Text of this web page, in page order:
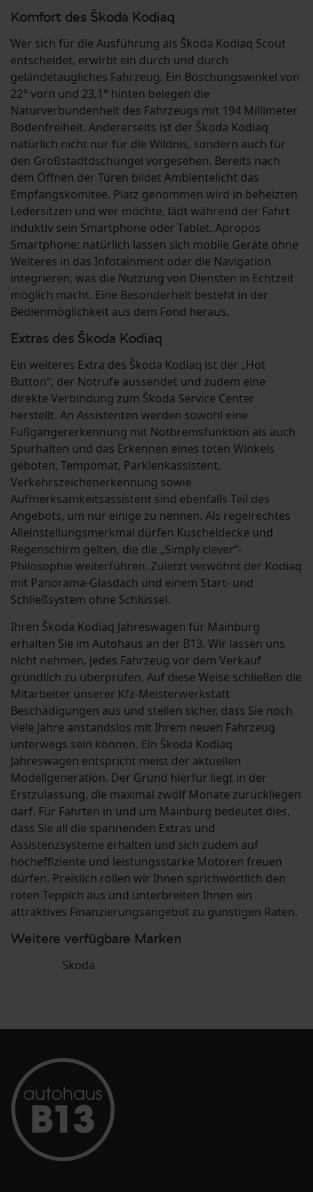
Komfort des Škoda Kodiaq
Wer sich für die Ausführung als Škoda Kodiaq Scout
entscheidet, erwirbt ein durch und durch
geländetaugliches Fahrzeug. Ein Böschungswinkel von
22° vorn und 23,1° hinten belegen die
Naturverbundenheit des Fahrzeugs mit 194 Millimeter
Bodenfreiheit. Andererseits ist der Škoda Kodiaq
natürlich nicht nur für die Wildnis, sondern auch für
den Großstadtdschungel vorgesehen. Bereits nach
dem Öffnen der Türen bildet Ambientelicht das
Empfangskomitee. Platz genommen wird in beheizten
Ledersitzen und wer möchte, lädt während der Fahrt
induktiv sein Smartphone oder Tablet. Apropos
Smartphone: natürlich lassen sich mobile Geräte ohne
Weiteres in das Infotainment oder die Navigation
integrieren, was die Nutzung von Diensten in Echtzeit
möglich macht. Eine Besonderheit besteht in der
Bedienmöglichkeit aus dem Fond heraus.
Extras des Škoda Kodiaq
Ein weiteres Extra des Škoda Kodiaq ist der „Hot
Button“, der Notrufe aussendet und zudem eine
direkte Verbindung zum Škoda Service Center
herstellt. An Assistenten werden sowohl eine
Fußgängererkennung mit Notbremsfunktion als auch
Spurhalten und das Erkennen eines toten Winkels
geboten. Tempomat, Parklenkassistent,
Verkehrszeichenerkennung sowie
Aufmerksamkeitsassistent sind ebenfalls Teil des
Angebots, um nur einige zu nennen. Als regelrechtes
Alleinstellungsmerkmal dürfen Kuscheldecke und
Regenschirm gelten, die die „Simply clever“-
Philosophie weiterführen. Zuletzt verwöhnt der Kodiaq
mit Panorama-Glasdach und einem Start- und
Schließsystem ohne Schlüssel.
Ihren Škoda Kodiaq Jahreswagen für Mainburg
erhalten Sie im Autohaus an der B13. Wir lassen uns
nicht nehmen, jedes Fahrzeug vor dem Verkauf
gründlich zu überprüfen. Auf diese Weise schließen die
Mitarbeiter unserer Kfz-Meisterwerkstatt
Beschädigungen aus und stellen sicher, dass Sie noch
viele Jahre anstandslos mit Ihrem neuen Fahrzeug
unterwegs sein können. Ein Škoda Kodiaq
Jahreswagen entspricht meist der aktuellen
Modellgeneration. Der Grund hierfür liegt in der
Erstzulassung, die maximal zwölf Monate zurückliegen
darf. Für Fahrten in und um Mainburg bedeutet dies,
dass Sie all die spannenden Extras und
Assistenzsysteme erhalten und sich zudem auf
hocheffiziente und leistungsstarke Motoren freuen
dürfen. Preislich rollen wir Ihnen sprichwörtlich den
roten Teppich aus und unterbreiten Ihnen ein
attraktives Finanzierungsangebot zu günstigen Raten.
Weitere verfügbare Marken
Skoda